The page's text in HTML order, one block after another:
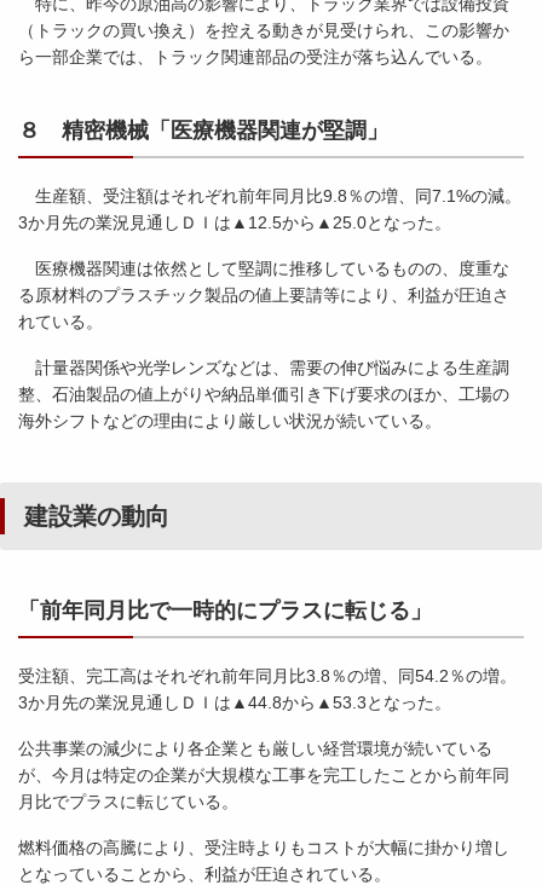
（トラックの買い換え）を控える動きが見受けられ、この影響か
ら一部企業では、トラック関連部品の受注が落ち込んでいる。
８ 精密機械「医療機器関連が堅調」
生産額、受注額はそれぞれ前年同月比9.8％の増、同7.1%の減。
3か月先の業況見通しＤＩは▲12.5から▲25.0となった。
医療機器関連は依然として堅調に推移しているものの、度重な
る原材料のプラスチック製品の値上要請等により、利益が圧迫さ
れている。
計量器関係や光学レンズなどは、需要の伸び悩みによる生産調
整、石油製品の値上がりや納品単価引き下げ要求のほか、工場の
海外シフトなどの理由により厳しい状況が続いている。
建設業の動向
「前年同月比で一時的にプラスに転じる」
受注額、完工高はそれぞれ前年同月比3.8％の増、同54.2％の増。
3か月先の業況見通しＤＩは▲44.8から▲53.3となった。
公共事業の減少により各企業とも厳しい経営環境が続いている
が、今月は特定の企業が大規模な工事を完工したことから前年同
月比でプラスに転じている。
燃料価格の高騰により、受注時よりもコストが大幅に掛かり増し
となっていることから、利益が圧迫されている。